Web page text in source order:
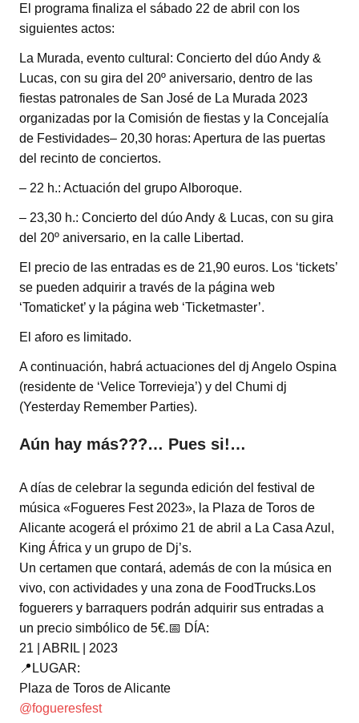
El programa finaliza el sábado 22 de abril con los
siguientes actos:
La Murada, evento cultural: Concierto del dúo Andy &
Lucas, con su gira del 20º aniversario, dentro de las
fiestas patronales de San José de La Murada 2023
organizadas por la Comisión de fiestas y la Concejalía
de Festividades– 20,30 horas: Apertura de las puertas
del recinto de conciertos.
– 22 h.: Actuación del grupo Alboroque.
– 23,30 h.: Concierto del dúo Andy & Lucas, con su gira
del 20º aniversario, en la calle Libertad.
El precio de las entradas es de 21,90 euros. Los ‘tickets’
se pueden adquirir a través de la página web
‘Tomaticket’ y la página web ‘Ticketmaster’.
El aforo es limitado.
A continuación, habrá actuaciones del dj Angelo Ospina
(residente de ‘Velice Torrevieja’) y del Chumi dj
(Yesterday Remember Parties).
Aún hay más???… Pues si!…
A días de celebrar la segunda edición del festival de
música «Fogueres Fest 2023», la Plaza de Toros de
Alicante acogerá el próximo 21 de abril a La Casa Azul,
King África y un grupo de Dj’s.
Un certamen que contará, además de con la música en
vivo, con actividades y una zona de FoodTrucks.Los
foguerers y barraquers podrán adquirir sus entradas a
un precio simbólico de 5€.📅 DÍA:
21 | ABRIL | 2023
📍LUGAR:
Plaza de Toros de Alicante
@fogueresfest